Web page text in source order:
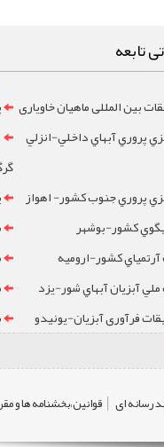
تابعه
بین المللی ماهیان خاویاری
پروري آبهاي داخلي-انزلي
پروري جنوب کشور- اهواز
کشور-بوشهر
کشور-ارومیه
آبزيان آبهاي شور-یزد
فرآوری آبزیان-یونیدو
رسانه ای | قوانین،بخشنامه ها و